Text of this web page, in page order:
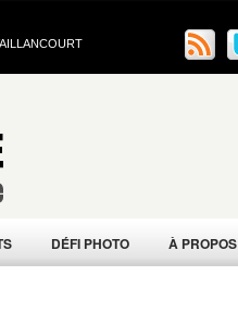
DÉFI PHOTO À PROPOS